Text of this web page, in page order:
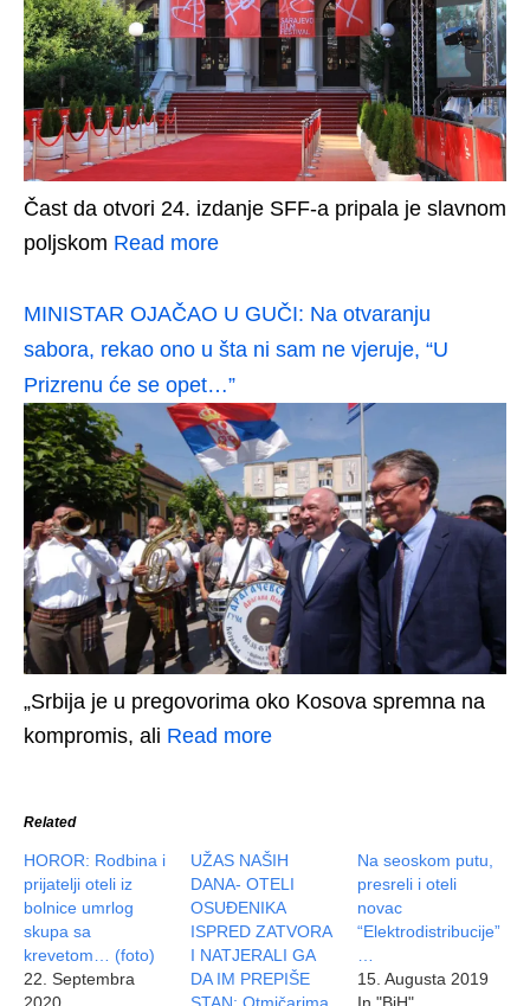
Čast da otvori 24. izdanje SFF-a pripala je slavnom
poljskom Read more
MINISTAR OJAČAO U GUČI: Na otvaranju
sabora, rekao ono u šta ni sam ne vjeruje, “U
Prizrenu će se opet…”
„Srbija je u pregovorima oko Kosova spremna na
kompromis, ali Read more
Related
HOROR: Rodbina i
prijatelji oteli iz
bolnice umrlog
skupa sa
krevetom… (foto)
22. Septembra
UŽAS NAŠIH
DANA- OTELI
OSUĐENIKA
ISPRED ZATVORA
I NATJERALI GA
DA IM PREPIŠE
Na seoskom putu,
presreli i oteli
novac
“Elektrodistribucije”
15. Augusta 2019